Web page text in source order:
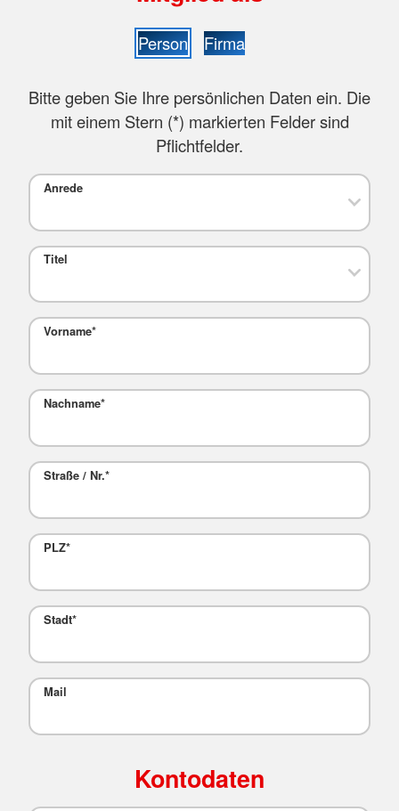
Person Firma
Bitte geben Sie Ihre persönlichen Daten ein. Die
mit einem Stern (*) markierten Felder sind
Pflichtfelder.
Anrede
Titel
Vorname*
Nachname*
Straße / Nr.*
PLZ*
Stadt*
Mail
Kontodaten